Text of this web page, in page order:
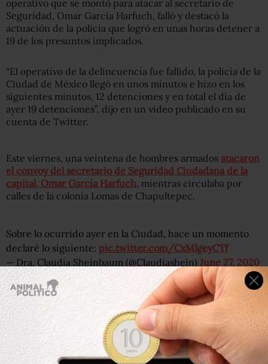
operativo que se montó para atacar al secretario de
Seguridad, Omar García Harfuch, falló y destacó la
actuación de la policía que logró en unas horas detener a
19 de los presuntos implicados.
“El operativo de la delincuencia fue fallido, la policía de la
Ciudad de México llegó en unos minutos e hizo en los
siguientes minutos, 12 detenciones y en total el día de
ayer 19 detenciones”, dijo en un video publicado en su
cuenta de Twitter.
Este viernes, una veintena de hombres armados atacaron
el convoy del secretario de Seguridad Ciudadana de la
capital, Omar García Harfuch, mientras circulaba por
calles de la colonia Lomas de Chapultepec.
Sobre lo ocurrido ayer en la Ciudad, hace un momento
declaré lo siguiente: pic.twitter.com/CxMlgeyCTf
— Dra. Claudia Sheinbaum (@Claudiashein) June 27, 2020